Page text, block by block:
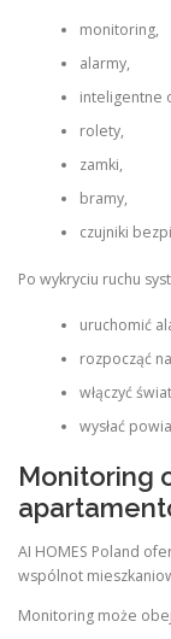
monitoring,
alarmy,
inteligentne
rolety,
zamki,
bramy,
czujniki
Po wykryciu ruchu
uruchomić
rozpocząć
włączyć
wysłać
Monitoring
AI HOMES Poland
wspólnot
Monitoring może